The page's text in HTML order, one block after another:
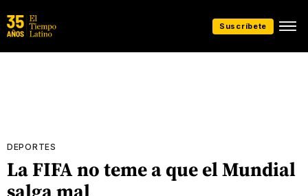
Suscríbete
DEPORTES
La FIFA no teme a que el Mundial